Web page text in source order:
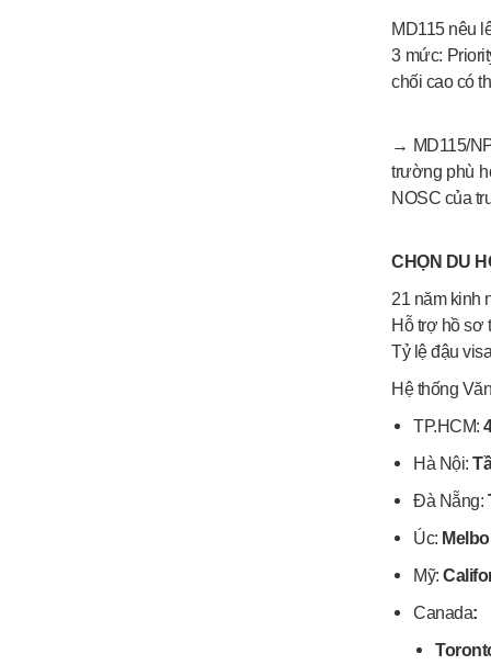
MD115 nêu
3 mức:
chối cao có
→ MD115/
trường phù
NOSC của
CHỌN DU
21 năm kinh
Hỗ trợ hồ sơ
Tỷ lệ đậu
Hệ thống
TP.HCM:
Hà Nội:
Đà Nẵng:
Úc:
Mỹ:
Canada: